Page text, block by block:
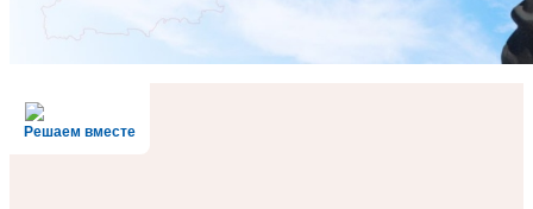
Решаем вместе